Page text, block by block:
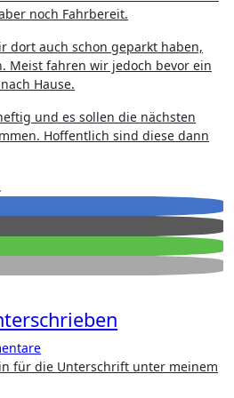
noch Fahrbereit.
dort auch schon geparkt haben,
Meist fahren wir jedoch bevor ein
Hause.
und es sollen die nächsten
Hoffentlich sind diese dann